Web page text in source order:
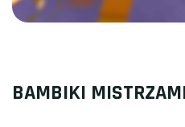
BAMBIKI